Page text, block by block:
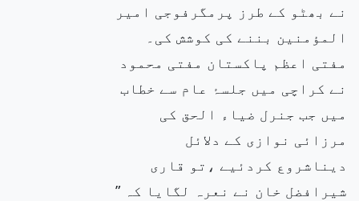
نے بھٹو کے طرز پرمگرفوجی امیر
المؤمنین بننے کی کوشش کی۔
مفتی اعظم پاکستان مفتی محمود
نے کراچی میں جلسۂ عام سے خطاب
میں جب جنرل ضیاء الحق کی
مرزائی نوازی کے دلائل
دیناشروع کردئیے ،تو قاری
شیرافضل خان نے نعرہ لگایا کہ ”